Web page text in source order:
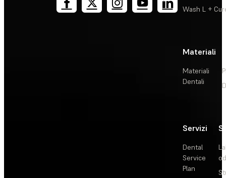
Wash L +
Materiali
Materiali
Dentali
Servizi
Dental
Service
Plan